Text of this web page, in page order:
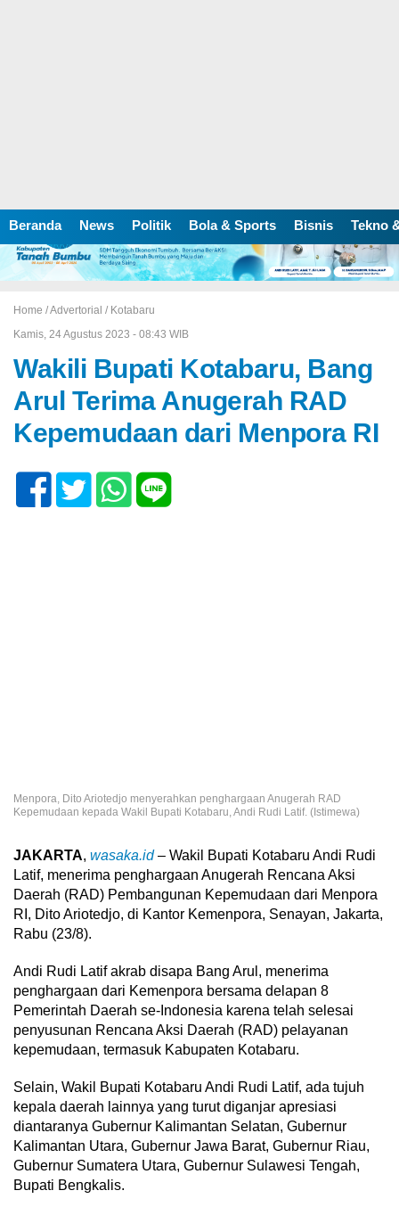
Beranda News Politik Bola & Sports Bisnis Tekno
Home /Advertorial / Kotabaru
Kamis, 24 Agustus 2023 - 08:43 WIB
Wakili Bupati Kotabaru, Bang
Arul Terima Anugerah RAD
Kepemudaan dari Menpora RI
Menpora, Dito Ariotedjo menyerahkan penghargaan Anugerah RAD
Kepemudaan kepada Wakil Bupati Kotabaru, Andi Rudi Latif. (Istimewa)
JAKARTA, wasaka.id– Wakil Bupati Kotabaru Andi Rudi
Latif, menerima penghargaan Anugerah Rencana Aksi
Daerah (RAD) Pembangunan Kepemudaan dari Menpora
RI, Dito Ariotedjo, di Kantor Kemenpora, Senayan, Jakarta,
Rabu (23/8).
Andi Rudi Latif akrab disapa Bang Arul, menerima
penghargaan dari Kemenpora bersama delapan 8
Pemerintah Daerah se-Indonesia karena telah selesai
penyusunan Rencana Aksi Daerah (RAD) pelayanan
kepemudaan, termasuk Kabupaten Kotabaru.
Selain, Wakil Bupati Kotabaru Andi Rudi Latif, ada tujuh
kepala daerah lainnya yang turut diganjar apresiasi
diantaranya Gubernur Kalimantan Selatan, Gubernur
Kalimantan Utara, Gubernur Jawa Barat, Gubernur Riau,
Gubernur Sumatera Utara, Gubernur Sulawesi Tengah,
Bupati Bengkalis.